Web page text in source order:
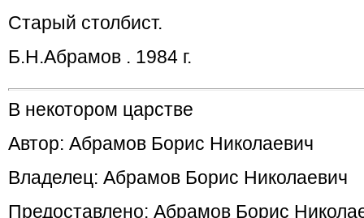
Старый столбист.
Б.Н.Абрамов . 1984 г.
В некотором царстве
Автор: Абрамов Борис Николаевич
Владелец: Абрамов Борис Николаевич
Предоставлено: Абрамов Борис